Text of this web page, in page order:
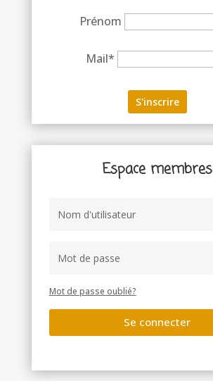
Prénom
Mail*
Espace membres
Mot de passe oublié?
Se connecter